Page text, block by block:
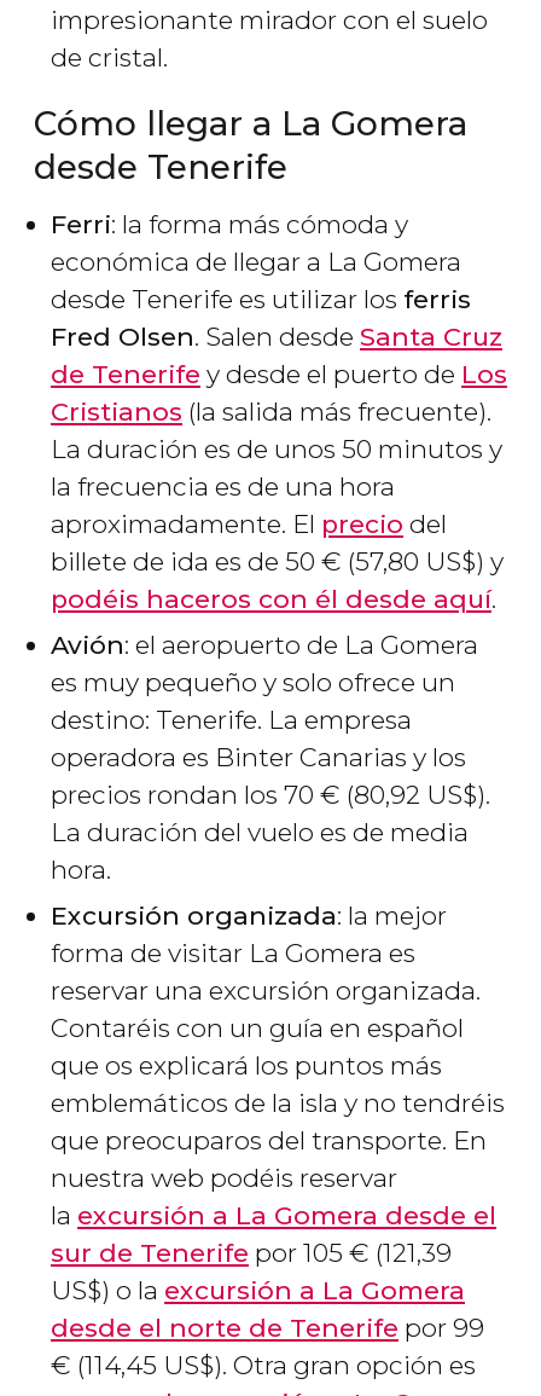
impresionante mirador con el suelo
de cristal.
Cómo llegar a La Gomera
desde Tenerife
Ferri: la forma más cómoda y
económica de llegar a La Gomera
desde Tenerife es utilizar los ferris
Fred Olsen. Salen desde Santa Cruz
de Tenerife y desde el puerto de Los
Cristianos (la salida más frecuente).
La duración es de unos 50 minutos y
la frecuencia es de una hora
aproximadamente. El precio del
billete de ida es de 50 € (57,80 US$) y
podéis haceros con él desde aquí.
Avión: el aeropuerto de La Gomera
es muy pequeño y solo ofrece un
destino: Tenerife. La empresa
operadora es Binter Canarias y los
precios rondan los 70 € (80,92 US$).
La duración del vuelo es de media
hora.
Excursión organizada: la mejor
forma de visitar La Gomera es
reservar una excursión organizada.
Contaréis con un guía en español
que os explicará los puntos más
emblemáticos de la isla y no tendréis
que preocuparos del transporte. En
nuestra web podéis reservar
la excursión a La Gomera desde el
sur de Tenerife por 105 € (121,39
US$) o la excursión a La Gomera
desde el norte de Tenerife por 99
€ (114,45 US$). Otra gran opción es